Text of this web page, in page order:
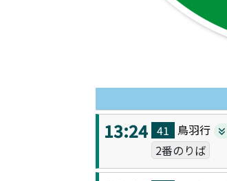
13:24 41 鳥羽行
2番のりば